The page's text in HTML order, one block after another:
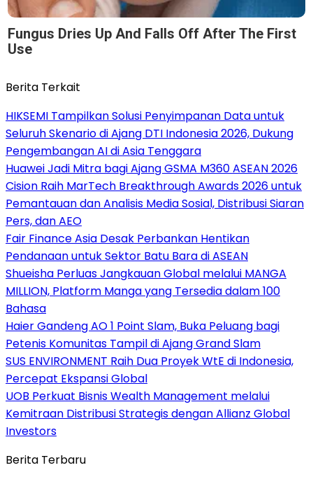
Fungus Dries Up And Falls Off After The First
Use
Berita Terkait
HIKSEMI Tampilkan Solusi Penyimpanan Data untuk
Seluruh Skenario di Ajang DTI Indonesia 2026, Dukung
Pengembangan AI di Asia Tenggara
Huawei Jadi Mitra bagi Ajang GSMA M360 ASEAN 2026
Cision Raih MarTech Breakthrough Awards 2026 untuk
Pemantauan dan Analisis Media Sosial, Distribusi Siaran
Pers, dan AEO
Fair Finance Asia Desak Perbankan Hentikan
Pendanaan untuk Sektor Batu Bara di ASEAN
Shueisha Perluas Jangkauan Global melalui MANGA
MILLION, Platform Manga yang Tersedia dalam 100
Bahasa
Haier Gandeng AO 1 Point Slam, Buka Peluang bagi
Petenis Komunitas Tampil di Ajang Grand Slam
SUS ENVIRONMENT Raih Dua Proyek WtE di Indonesia,
Percepat Ekspansi Global
UOB Perkuat Bisnis Wealth Management melalui
Kemitraan Distribusi Strategis dengan Allianz Global
Investors
Berita Terbaru